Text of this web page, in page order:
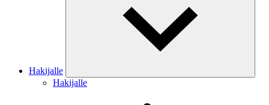
Hakijalle
Hakijalle